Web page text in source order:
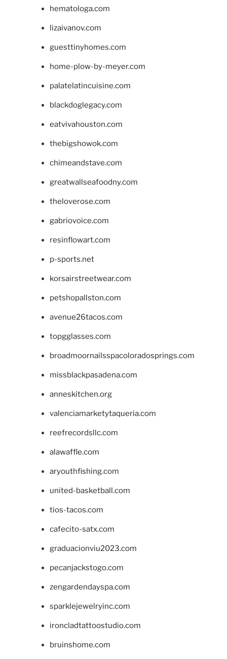
hematologa.com
lizaivanov.com
guesttinyhomes.com
home-plow-by-meyer.com
palatelatincuisine.com
blackdoglegacy.com
eatvivahouston.com
thebigshowok.com
chimeandstave.com
greatwallseafoodny.com
theloverose.com
gabriovoice.com
resinflowart.com
p-sports.net
korsairstreetwear.com
petshopallston.com
avenue26tacos.com
topgglasses.com
broadmoornailsspacoloradosprings.com
missblackpasadena.com
anneskitchen.org
valenciamarketytaqueria.com
reefrecordsllc.com
alawaffle.com
aryouthfishing.com
united-basketball.com
tios-tacos.com
cafecito-satx.com
graduacionviu2023.com
pecanjackstogo.com
zengardendayspa.com
sparklejewelryinc.com
ironcladtattoostudio.com
bruinshome.com